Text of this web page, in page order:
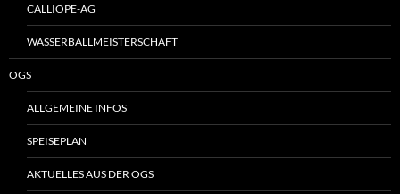
CALLIOPE-AG
WASSERBALLMEISTERSCHAFT
OGS
ALLGEMEINE INFOS
SPEISEPLAN
AKTUELLES AUS DER OGS